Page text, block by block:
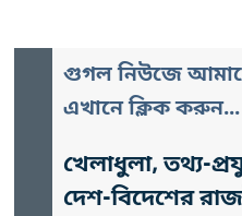
গুগল নিউজে
এখানে ক্লিক করুন...
খেলাধুলা, তথ্য-
দেশ-বিদেশের